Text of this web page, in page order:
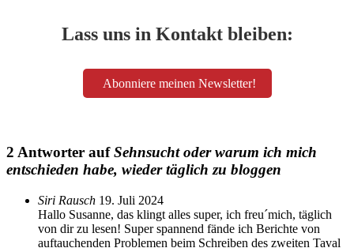
Lass uns in Kontakt bleiben:
Abonniere meinen Newsletter!
2 Antworter aufSehnsucht oder warum ich mich
entschieden habe, wieder täglich zu bloggen
Siri Rausch 19. Juli 2024
Hallo Susanne, das klingt alles super, ich freu´mich, täglich
von dir zu lesen! Super spannend fände ich Berichte von
auftauchenden Problemen beim Schreiben des zweiten Taval